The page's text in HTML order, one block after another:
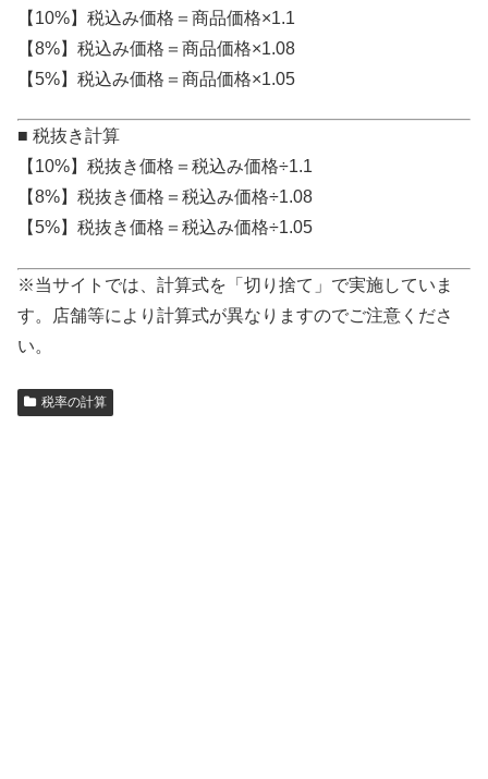
【10%】税込み価格＝商品価格×1.1
【8%】税込み価格＝商品価格×1.08
【5%】税込み価格＝商品価格×1.05
■ 税抜き計算
【10%】税抜き価格＝税込み価格÷1.1
【8%】税抜き価格＝税込み価格÷1.08
【5%】税抜き価格＝税込み価格÷1.05
※当サイトでは、計算式を「切り捨て」で実施していま
す。店舗等により計算式が異なりますのでご注意くださ
い。
税率の計算